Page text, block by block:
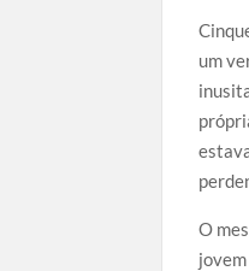
um
O